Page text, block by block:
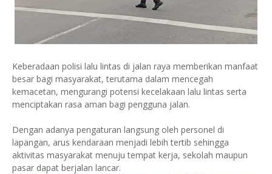
Keberadaan polisi lalu lintas di jalan raya memberikan manfaat
besar bagi masyarakat, terutama dalam mencegah
kemacetan, mengurangi potensi kecelakaan lalu lintas serta
menciptakan rasa aman bagi pengguna jalan.
Dengan adanya pengaturan langsung oleh personel di
lapangan, arus kendaraan menjadi lebih tertib sehingga
aktivitas masyarakat menuju tempat kerja, sekolah maupun
pasar dapat berjalan lancar.